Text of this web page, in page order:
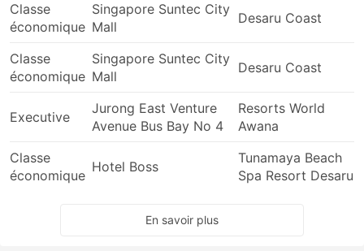
Classe
économique
Singapore Suntec City
Mall
Desaru Coast
Classe
économique
Singapore Suntec City
Mall
Desaru Coast
Executive
Jurong East Venture
Avenue Bus Bay No 4
Resorts World
Awana
Classe
économique
Hotel Boss
Tunamaya Beach
Spa Resort Desaru
En savoir plus